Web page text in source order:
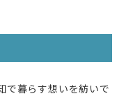
で暮らす想いを紡いで